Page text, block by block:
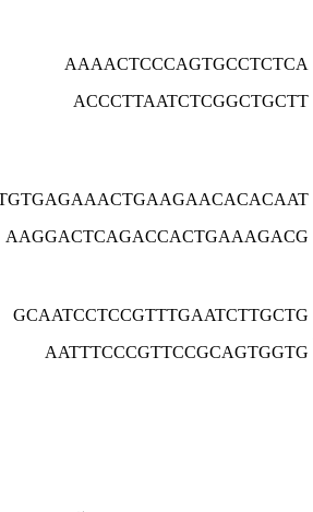
AAAACTCCCAGTGCCTCTCA
ACCCTTAATCTCGGCTGCTT
AAGGACTCAGACCACTGAAAGACG
GCAATCCTCCGTTTGAATCTTGCTG
AATTTCCCGTTCCGCAGTGGTG